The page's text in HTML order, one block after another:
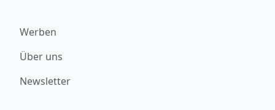
Werben
Über uns
Newsletter